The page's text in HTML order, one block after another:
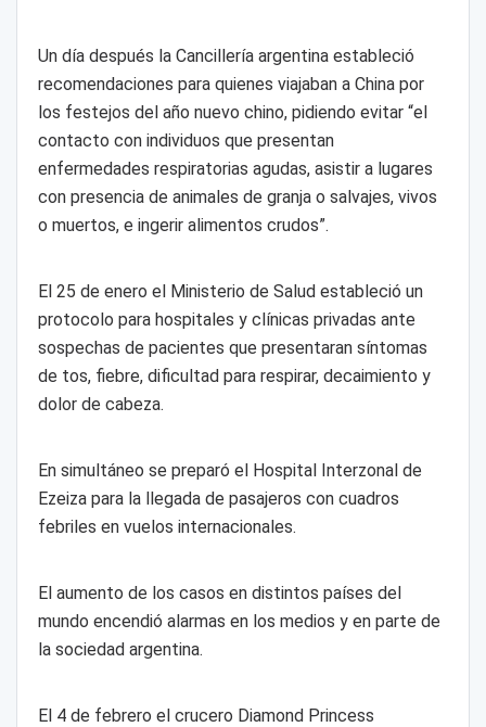
Un día después la Cancillería argentina estableció
recomendaciones para quienes viajaban a China por
los festejos del año nuevo chino, pidiendo evitar “el
contacto con individuos que presentan
enfermedades respiratorias agudas, asistir a lugares
con presencia de animales de granja o salvajes, vivos
o muertos, e ingerir alimentos crudos”.
El 25 de enero el Ministerio de Salud estableció un
protocolo para hospitales y clínicas privadas ante
sospechas de pacientes que presentaran síntomas
de tos, fiebre, dificultad para respirar, decaimiento y
dolor de cabeza.
En simultáneo se preparó el Hospital Interzonal de
Ezeiza para la llegada de pasajeros con cuadros
febriles en vuelos internacionales.
El aumento de los casos en distintos países del
mundo encendió alarmas en los medios y en parte de
la sociedad argentina.
El 4 de febrero el crucero Diamond Princess